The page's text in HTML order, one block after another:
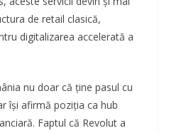
de retail clasică,
digitalizarea accelerată a
nu doar că ține pasul cu
își afirmă poziția ca hub
Faptul că Revolut a